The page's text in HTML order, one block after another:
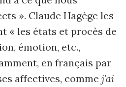
». Claude Hagège les
« les états et procès de
émotion, etc.,
en français par
affectives, comme j’ai